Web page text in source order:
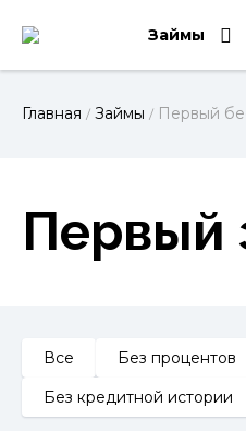
Займы
Главная / Займы / Первый
Первый
Все Без процентов
Без кредитной истории